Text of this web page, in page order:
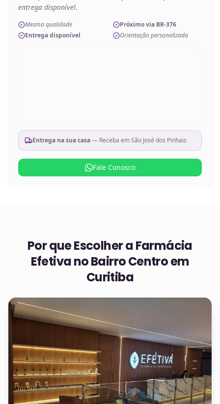
entrega disponível.
Mesma qualidade
Próximo via BR-376
Entrega disponível
Orientação personalizada
Entrega na sua casa— Receba emSão José dos Pinhais
Fale Conosco
Por que Escolher a Farmácia
Efetiva noBairro Centro em
Curitiba